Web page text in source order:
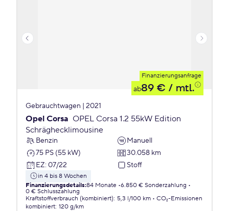
Finanzierungsanfrage
ab89 € / mtl.
Gebrauchtwagen | 2021
Opel Corsa OPEL Corsa 1.2 55kW Edition
Schräghecklimousine
Benzin
Manuell
75 PS (55 kW)
30.058 km
EZ: 07/22 Stoff
in 4 bis 8 Wochen
Finanzierungsdetails:84 Monate 6.850 € Sonderzahlung
0 € Schlusszahlung
Kraftstoffverbrauch (kombiniert): 5,3 l/100 km
CO₂-Emissionen
kombiniert: 120 g/km